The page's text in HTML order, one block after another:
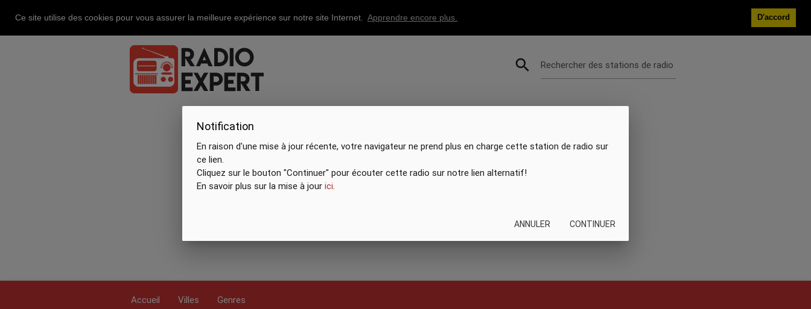
Ce site utilise des cookies pour vous assurer la meilleure expérience sur notre site Internet. Apprendre encore plus. D'accord
search Rechercher des stations de radio
Accueil Villes Genres
Notification
En raison d'une mise à jour récente, votre navigateur ne prend plus en charge cette station de radio sur
ce lien.
Cliquez sur le bouton "Continuer" pour écouter cette radio sur notre lien alternatif!
En savoir plus sur la mise à jourici.
ANNULER CONTINUER